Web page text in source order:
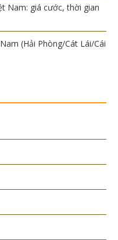
Nam: giá cước, thời gian
(Hải Phòng/Cát Lái/Cái